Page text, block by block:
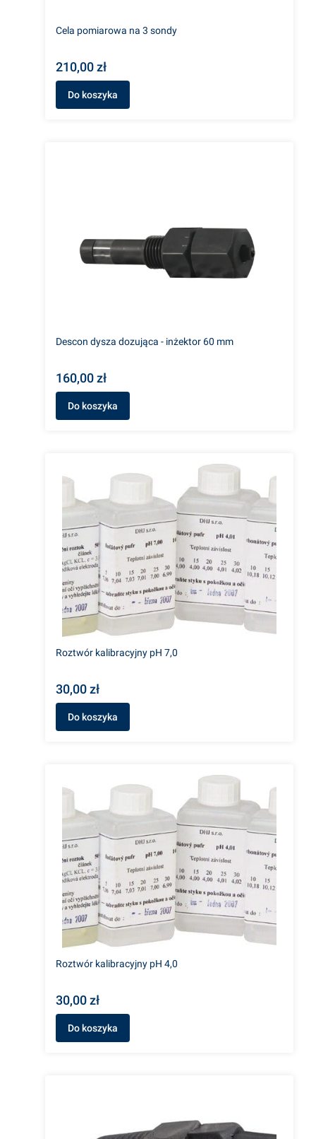
Cela pomiarowa na 3 sondy
210,00 zł
Do koszyka
Descon dysza dozująca - inżektor 60 mm
160,00 zł
Do koszyka
Roztwór kalibracyjny pH 7,0
30,00 zł
Do koszyka
Roztwór kalibracyjny pH 4,0
30,00 zł
Do koszyka